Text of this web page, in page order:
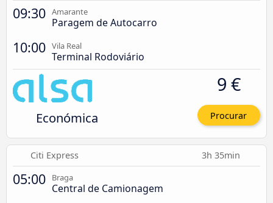
09:30 Amarante
Paragem de Autocarro
10:00 Vila Real
Terminal Rodoviário
Económica
9 €
Procurar
Citi Express 3h 35min
05:00 Braga
Central de Camionagem